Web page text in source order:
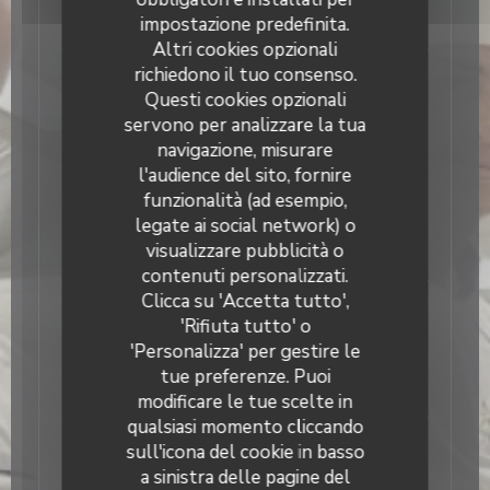
impostazione predefinita.
Altri cookies opzionali
richiedono il tuo consenso.
Questi cookies opzionali
servono per analizzare la tua
navigazione, misurare
l'audience del sito, fornire
funzionalità (ad esempio,
legate ai social network) o
visualizzare pubblicità o
contenuti personalizzati.
Clicca su 'Accetta tutto',
'Rifiuta tutto' o
'Personalizza' per gestire le
tue preferenze. Puoi
modificare le tue scelte in
qualsiasi momento cliccando
sull'icona del cookie in basso
a sinistra delle pagine del
7,00 EUR
Formule duo
Entrée/plat ou plat/dessert + une boisson chaude
12,50 EUR
Menu complet
Entrée, plat, dessert hors boisson
16,00 EUR
Formule groupe, midi
Menu complet, une boisson, une boisson chaude
À partir de 8 personnes, sur réservation uniquement
23,00 EUR
Menu examen avec boissons
25,00 EUR